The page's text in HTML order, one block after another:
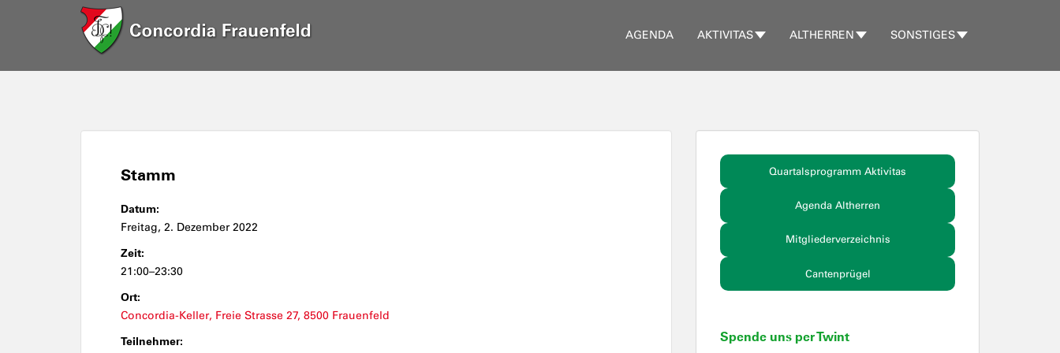
AGENDA AKTIVITAS ALTHERREN SONSTIGES
Stamm
Datum:
Freitag, 2. Dezember 2022
Zeit:
21:00–23:30
Ort:
Concordia-Keller, Freie Strasse 27, 8500 Frauenfeld
Teilnehmer:
Quartalsprogramm Aktivitas
Agenda Altherren
Mitgliederverzeichnis
Cantenprügel
Spende uns per Twint